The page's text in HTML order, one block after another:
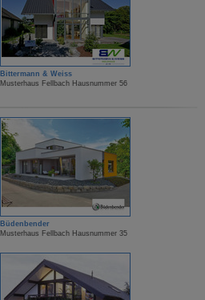
Bittermann & Weiss
Musterhaus Fellbach Hausnummer 56
Büdenbender
Musterhaus Fellbach Hausnummer 35